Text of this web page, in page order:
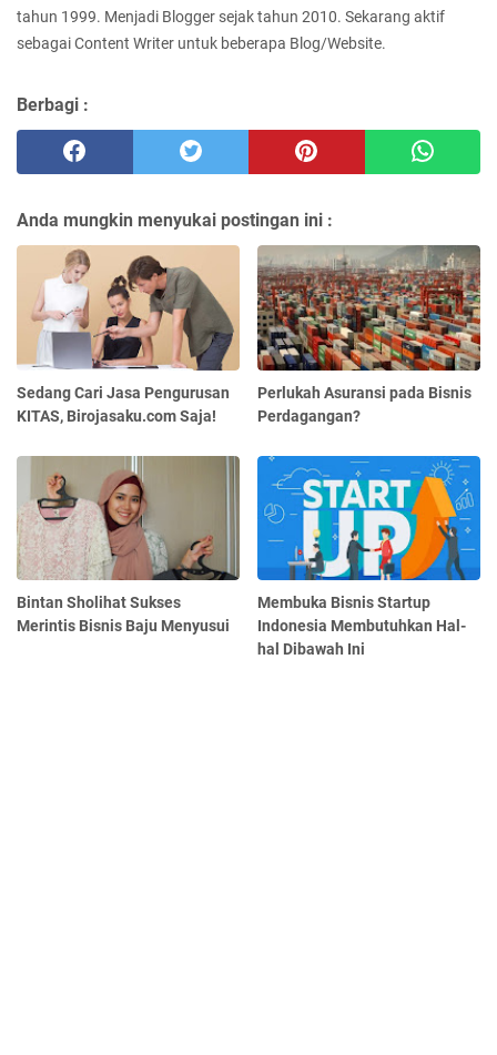
tahun 1999. Menjadi Blogger sejak tahun 2010. Sekarang aktif
sebagai Content Writer untuk beberapa Blog/Website.
Berbagi :
Anda mungkin menyukai postingan ini :
Sedang Cari Jasa Pengurusan
KITAS, Birojasaku.com Saja!
Perlukah Asuransi pada Bisnis
Perdagangan?
Bintan Sholihat Sukses
Merintis Bisnis Baju Menyusui
Membuka Bisnis Startup
Indonesia Membutuhkan Hal-
hal Dibawah Ini